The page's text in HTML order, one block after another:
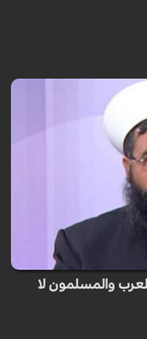
العرب والمسلمون لا